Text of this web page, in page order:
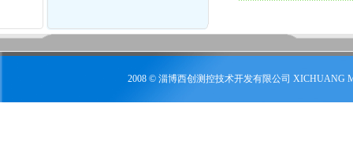
2008 © 淄博西创测控技术开发有限公司 XICHUANG